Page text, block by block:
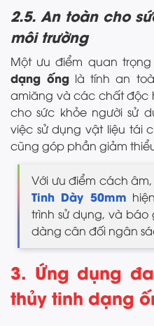
2.5. An toàn cho
môi trường
Một ưu điểm quan
dạng ống là tính an
amiăng và các chất độc
cho sức khỏe người sử
việc sử dụng vật liệu tái
cũng góp phần giảm
Với ưu điểm cách
Tinh Dày 50mm
trình sử dụng, và
dàng cân đối ngân
3. Ứng dụng
thủy tinh dạng